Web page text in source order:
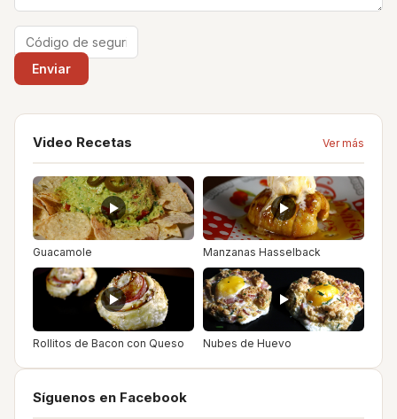
Video Recetas Ver más
Guacamole Manzanas Hasselback
Rollitos de Bacon con Queso Nubes de Huevo
Síguenos en Facebook